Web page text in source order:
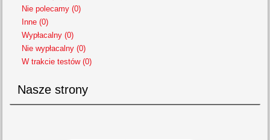
Nie polecamy (0)
Inne (0)
Wypłacalny (0)
Nie wypłacalny (0)
W trakcie testów (0)
Nasze strony